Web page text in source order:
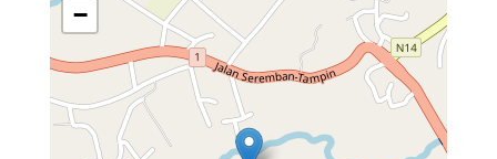
−